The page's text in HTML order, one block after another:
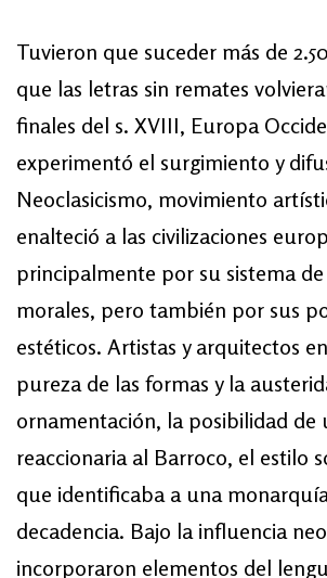
Tuvieron que suceder más de
que las letras sin remates
finales del s. XVIII, Europa
experimentó el surgimiento y
Neoclasicismo, movimiento
enalteció a las civilizaciones
principalmente por su sistema de
morales, pero también por sus
estéticos. Artistas y arquitectos
pureza de las formas y la
ornamentación, la posibilidad de
reaccionaria al Barroco, el estilo
que identificaba a una
decadencia. Bajo la influencia
incorporaron elementos del